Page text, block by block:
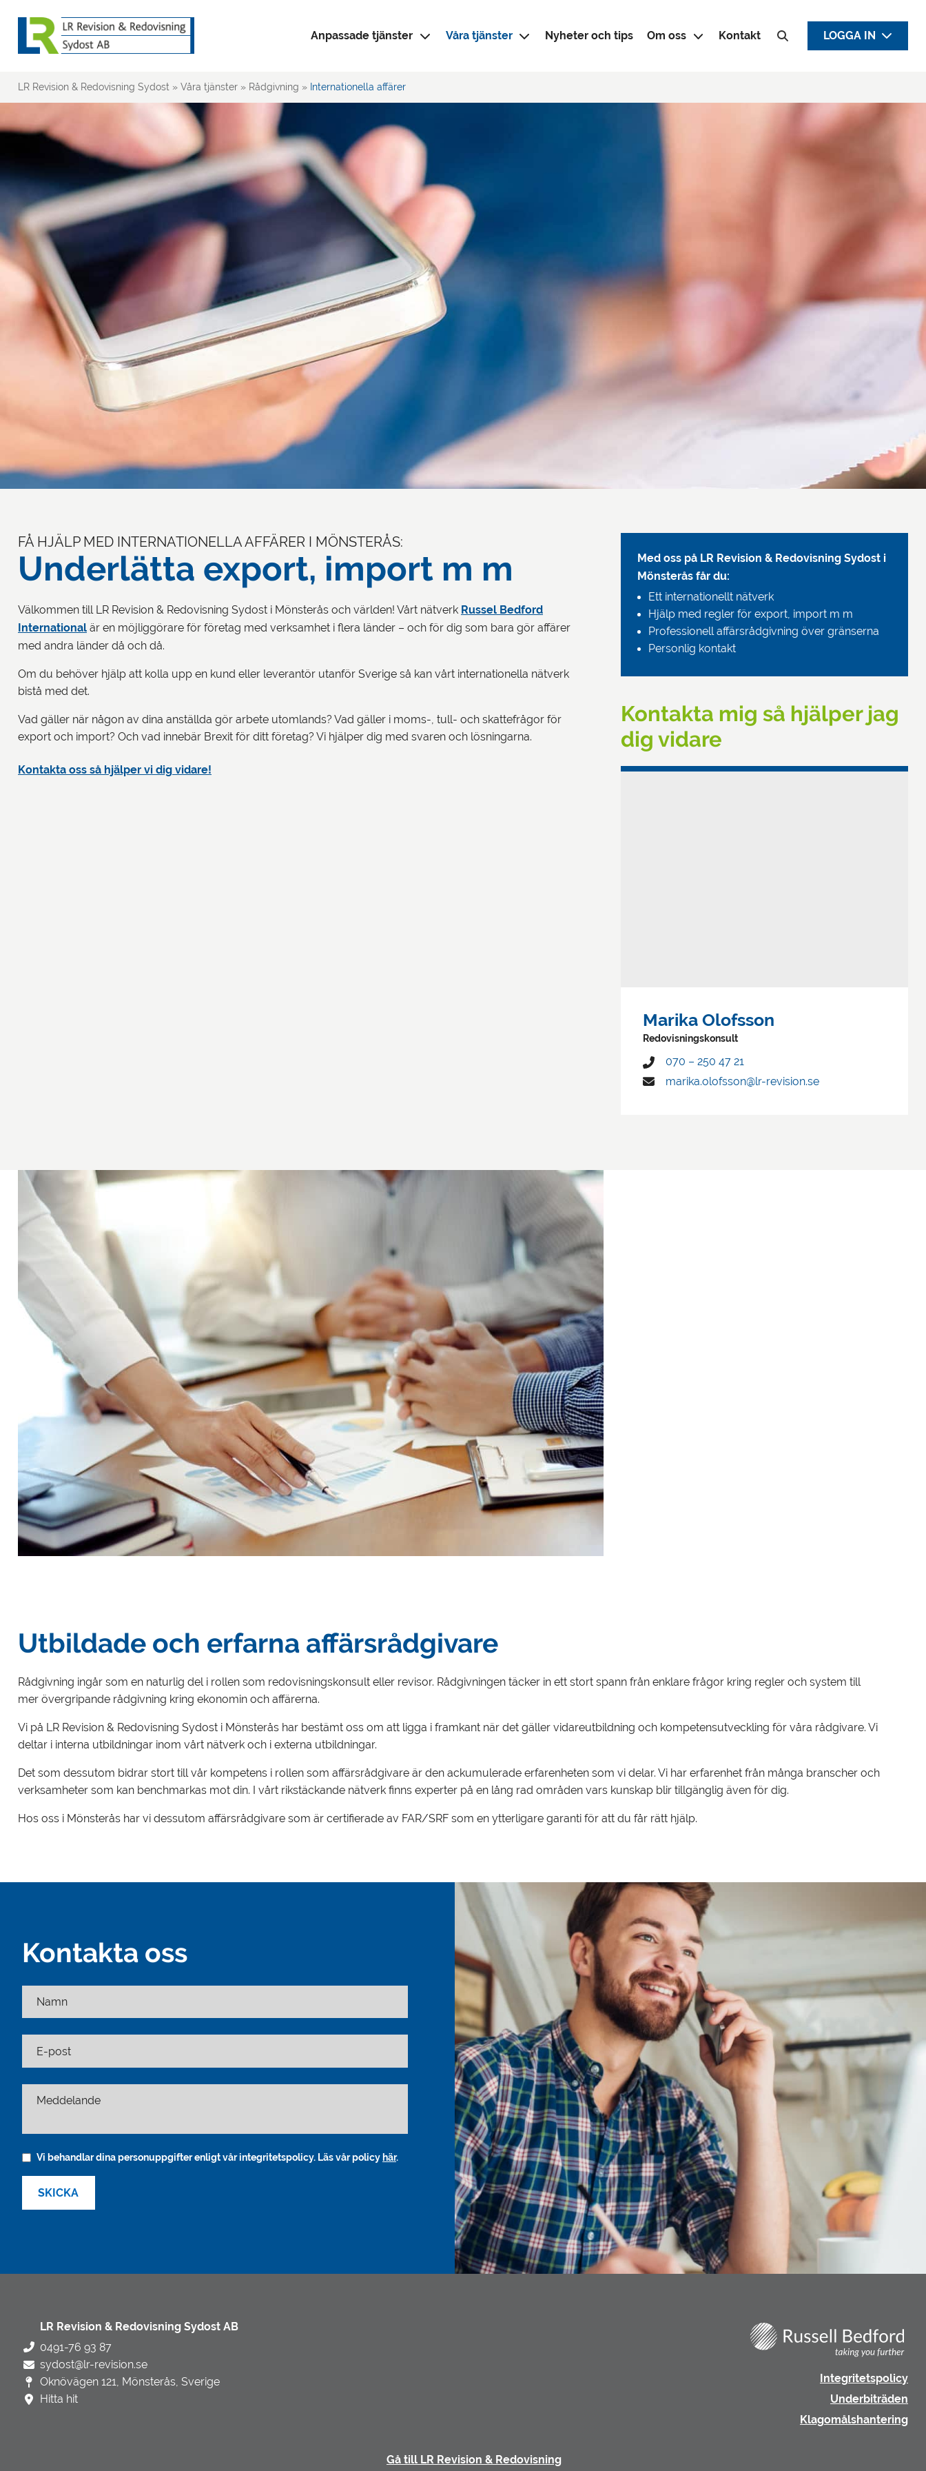
Anpassade tjänster Våra tjänster Nyheter och tips Om oss Kontakt
Sök efter:
LOGGA IN
LR Revision & Redovisning Sydost » Våra tjänster » Rådgivning » Internationella affärer
FÅ HJÄLP MED INTERNATIONELLA AFFÄRER I MÖNSTERÅS:
Underlätta export, import m m
Välkommen till LR Revision & Redovisning Sydost i Mönsterås och världen! Vårt nätverk Russel Bedford
International är en möjliggörare för företag med verksamhet i flera länder – och för dig som bara gör affärer
med andra länder då och då.
Om du behöver hjälp att kolla upp en kund eller leverantör utanför Sverige så kan vårt internationella nätverk
bistå med det.
Vad gäller när någon av dina anställda gör arbete utomlands? Vad gäller i moms-, tull- och skattefrågor för
export och import? Och vad innebär Brexit för ditt företag? Vi hjälper dig med svaren och lösningarna.
Kontakta oss så hjälper vi dig vidare!
Med oss på LR Revision & Redovisning Sydost i
Mönsterås får du:
Ett internationellt nätverk
Hjälp med regler för export, import m m
Professionell affärsrådgivning över gränserna
Personlig kontakt
Kontakta mig så hjälper jag
dig vidare
Marika Olofsson
Redovisningskonsult
070 – 250 47 21
marika.olofsson@lr-revision.se
Utbildade och erfarna affärsrådgivare
Rådgivning ingår som en naturlig del i rollen som redovisningskonsult eller revisor. Rådgivningen täcker in ett stort spann från enklare frågor kring regler och system till
mer övergripande rådgivning kring ekonomin och affärerna.
Vi på LR Revision & Redovisning Sydost i Mönsterås har bestämt oss om att ligga i framkant när det gäller vidareutbildning och kompetensutveckling för våra rådgivare. Vi
deltar i interna utbildningar inom vårt nätverk och i externa utbildningar.
Det som dessutom bidrar stort till vår kompetens i rollen som affärsrådgivare är den ackumulerade erfarenheten som vi delar. Vi har erfarenhet från många branscher och
verksamheter som kan benchmarkas mot din. I vårt rikstäckande nätverk finns experter på en lång rad områden vars kunskap blir tillgänglig även för dig.
Hos oss i Mönsterås har vi dessutom affärsrådgivare som är certifierade av FAR/SRF som en ytterligare garanti för att du får rätt hjälp.
Kontakta oss
Namn
E-post
Vi behandlar dina personuppgifter enligt vår integritetspolicy. Läs vår policy här.
LR Revision & Redovisning Sydost AB
0491-76 93 87
sydost@lr-revision.se
Oknövägen 121, Mönsterås, Sverige
Hitta hit
Integritetspolicy
Underbiträden
Klagomålshantering
Gå till LR Revision & Redovisning